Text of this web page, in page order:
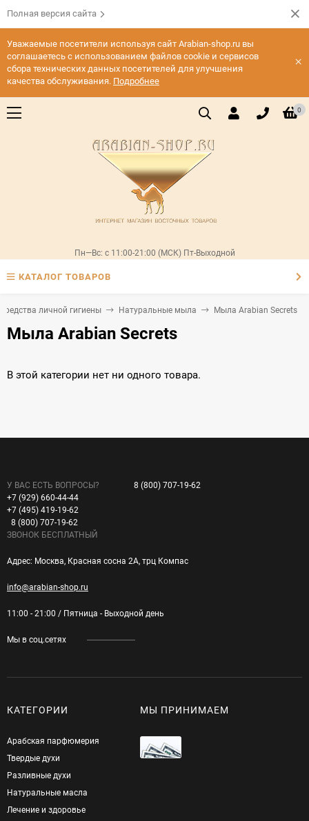
Полная версия сайта
Уважаемые посетители используя сайт Arabian-shop.ru вы
соглашаетесь с использованием файлов cookie и сервисов
сбора технических данных посетителей для улучшения
качества обслуживания. Подробнее
×
0
Пн—Вс: с 11:00-21:00 (МСК) Пт-Выходной
КАТАЛОГ ТОВАРОВ
Средства личной гигиены Натуральные мыла Мыла Arabian Secrets
Мыла Arabian Secrets
В этой категории нет ни одного товара.
У ВАС ЕСТЬ ВОПРОСЫ?
+7 (929) 660-44-44
+7 (495) 419-19-62
8 (800) 707-19-62
ЗВОНОК БЕСПЛАТНЫЙ
8 (800) 707-19-62
Адрес: Москва, Красная сосна 2А, трц Компас
info@arabian-shop.ru
11:00 - 21:00 / Пятница - Выходной день
Мы в соц.сетях
КАТЕГОРИИ
Арабская парфюмерия
Твердые духи
Разливные духи
Натуральные масла
Лечение и здоровье
МЫ ПРИНИМАЕМ